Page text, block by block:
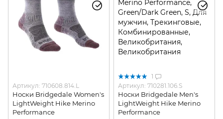
Артикул: 710608.814.L
Носки Bridgedale Women's
LightWeight Hike Merino
Performance
1
Артикул: 710281.106.S
Носки Bridgedale Men's
LightWeight Hike Merino
Performance